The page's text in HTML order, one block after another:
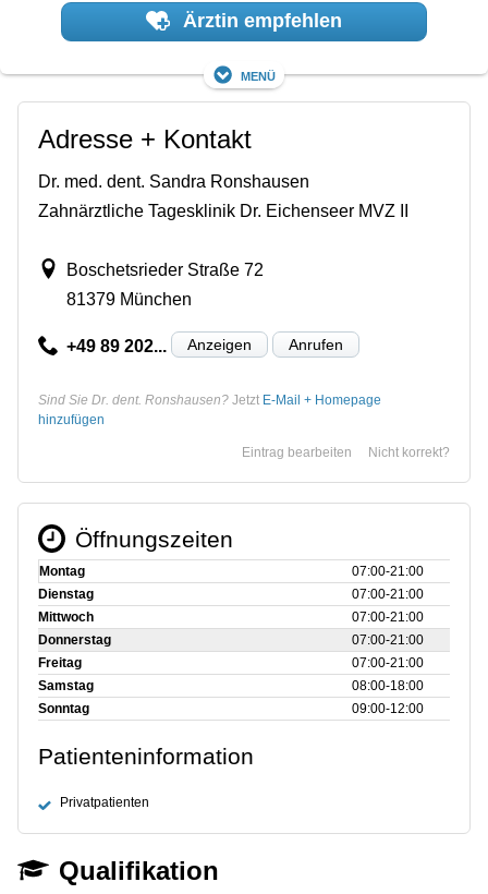
Ärztin empfehlen
Menü
Adresse + Kontakt
Dr. med. dent. Sandra Ronshausen
Zahnärztliche Tagesklinik Dr. Eichenseer MVZ II
Boschetsrieder Straße 72
81379 München
+49 89 202... Anzeigen Anrufen
Sind Sie Dr. dent. Ronshausen? Jetzt E-Mail + Homepage
hinzufügen
Nicht korrekt?
Eintrag bearbeiten
Öffnungszeiten
Montag
07:00‑21:00
Dienstag
07:00‑21:00
Mittwoch
07:00‑21:00
Donnerstag
07:00‑21:00
Freitag
07:00‑21:00
Samstag
08:00‑18:00
Sonntag
09:00‑12:00
Patienteninformation
Privatpatienten
Qualifikation